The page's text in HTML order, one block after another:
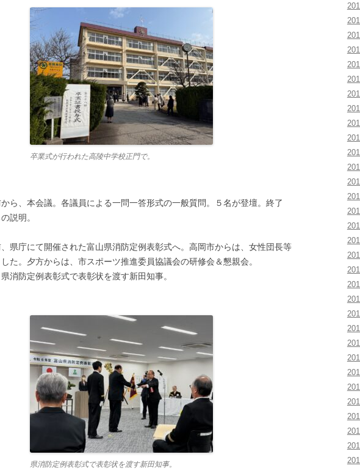
卒業式が行われた高陵中学校正門で。
ら、本会議。各議員による一問一答形式の一般質問。５名が登壇。終了
説明。
県庁にて開催された富山県消防定例表彰式へ。高岡市からは、女性団長等
た。夕方からは、市スポーツ推進委員協議会の研修会＆懇親会。
消防定例表彰式で表彰状を渡す新田知事。
県消防定例表彰式で表彰状を渡す新田知事。